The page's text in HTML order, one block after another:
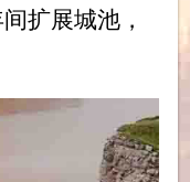
扩展城池，